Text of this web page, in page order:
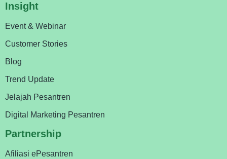
Insight
Event & Webinar
Customer Stories
Blog
Trend Update
Jelajah Pesantren
Digital Marketing Pesantren
Partnership
Afiliasi ePesantren